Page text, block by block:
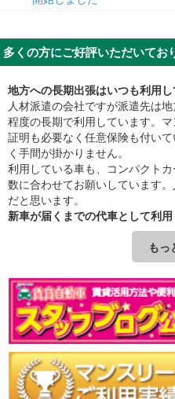
多くの方にご好評いただいてお
地方への長期出張はいつも利用し
人材派遣の会社ですが派遣先は
程度の長期で利用しています。
証明も必要なく任意保険も付い
く手間が掛かりません。
利用している車も、コンパクト
数に合わせてお願いしています
だと思います。
新車が届くまでの代車として利用
トヨタのハイブリットカーを購
り、新車の納車まで３ヶ月。今
ともあり困っていたところ、デ
貸自動車さんの月極レンタカー
料込みと考えれば、ローンの支
営業マンは常時マンスリーレン
自社で車両を購入するとメンテ
また任意保険などの事務処理が
のうち３台はいつも長期レンタ
入社や退社した時でも楽に車両
山・福岡にも支店がありますが
もっ